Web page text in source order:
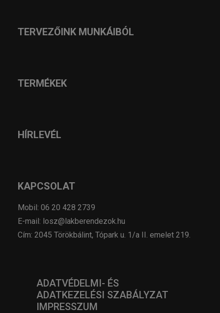
TERVEZŐINK MUNKÁIBÓL
TERMÉKEK
HÍRLEVÉL
KAPCSOLAT
Mobil: 06 20 428 2739
E-mail: losz@lakberendezok.hu
Cím: 2045 Törökbálint, Tópark u. 1/a II. emelet 219.
ADATVÉDELMI- ÉS
ADATKEZELÉSI SZABÁLYZAT
IMPRESSZUM